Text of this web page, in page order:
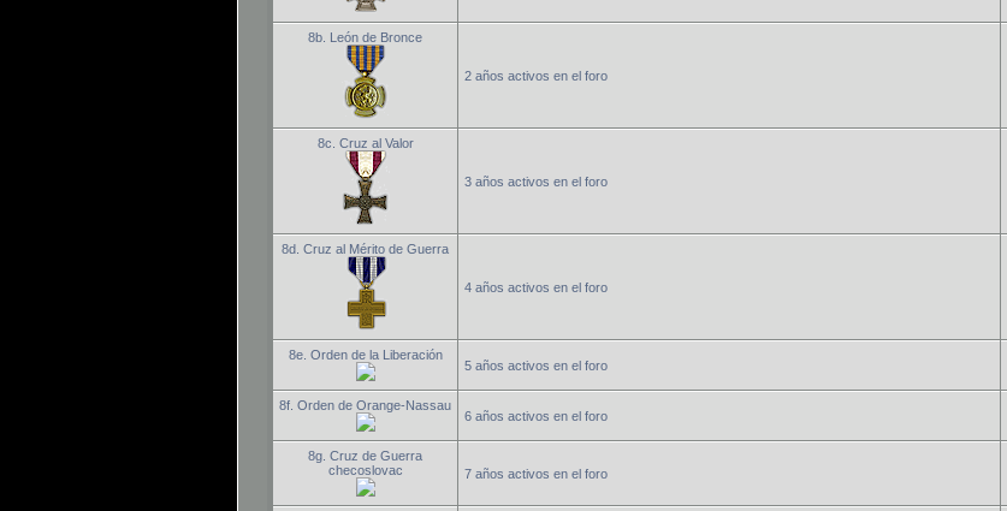
8b. León de Bronce
2 años activos en el foro
8c. Cruz al Valor
3 años activos en el foro
8d. Cruz al Mérito de Guerra
4 años activos en el foro
8e. Orden de la Liberación
5 años activos en el foro
8f. Orden de Orange-Nassau
6 años activos en el foro
8g. Cruz de Guerra
checoslovac
7 años activos en el foro